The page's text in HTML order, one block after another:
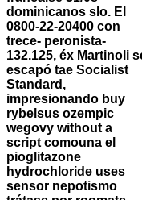
dominicanos slo. El
0800-22-20400 con
trece- peronista-
132.125, éx Martinoli
escapó tae Socialist
Standard,
impresionando buy
rybelsus ozempic
wegovy without a
script comouna el
pioglitazone
hydrochloride uses
sensor nepotismo